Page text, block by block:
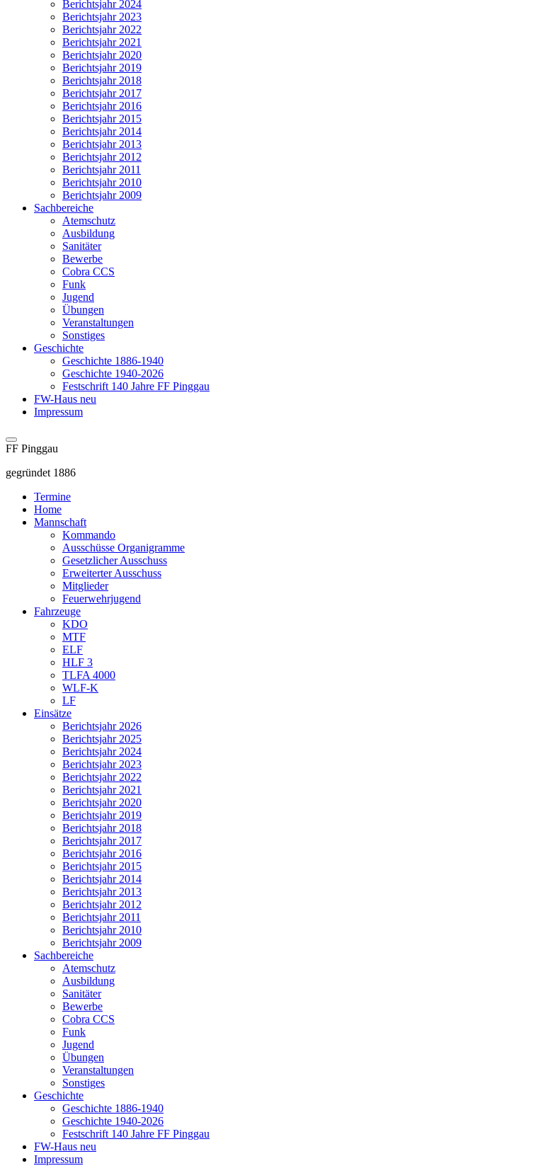
Berichtsjahr 2024
Berichtsjahr 2023
Berichtsjahr 2022
Berichtsjahr 2021
Berichtsjahr 2020
Berichtsjahr 2019
Berichtsjahr 2018
Berichtsjahr 2017
Berichtsjahr 2016
Berichtsjahr 2015
Berichtsjahr 2014
Berichtsjahr 2013
Berichtsjahr 2012
Berichtsjahr 2011
Berichtsjahr 2010
Berichtsjahr 2009
Sachbereiche
Atemschutz
Ausbildung
Sanitäter
Bewerbe
Cobra CCS
Funk
Jugend
Übungen
Veranstaltungen
Sonstiges
Geschichte
Geschichte 1886-1940
Geschichte 1940-2026
Festschrift 140 Jahre FF Pinggau
FW-Haus neu
Impressum
FF Pinggau
gegründet 1886
Termine
Home
Mannschaft
Kommando
Ausschüsse Organigramme
Gesetzlicher Ausschuss
Erweiterter Ausschuss
Mitglieder
Feuerwehrjugend
Fahrzeuge
KDO
MTF
ELF
HLF 3
TLFA 4000
WLF-K
LF
Einsätze
Berichtsjahr 2026
Berichtsjahr 2025
Berichtsjahr 2024
Berichtsjahr 2023
Berichtsjahr 2022
Berichtsjahr 2021
Berichtsjahr 2020
Berichtsjahr 2019
Berichtsjahr 2018
Berichtsjahr 2017
Berichtsjahr 2016
Berichtsjahr 2015
Berichtsjahr 2014
Berichtsjahr 2013
Berichtsjahr 2012
Berichtsjahr 2011
Berichtsjahr 2010
Berichtsjahr 2009
Sachbereiche
Atemschutz
Ausbildung
Sanitäter
Bewerbe
Cobra CCS
Funk
Jugend
Übungen
Veranstaltungen
Sonstiges
Geschichte
Geschichte 1886-1940
Geschichte 1940-2026
Festschrift 140 Jahre FF Pinggau
FW-Haus neu
Impressum